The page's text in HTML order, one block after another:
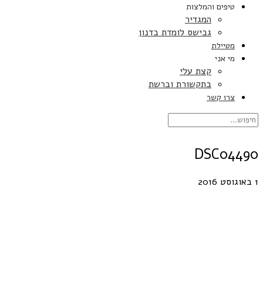
טיפים והמלצות
המגדיר
גבישס לומדת בדנון
מטיילת
מי אני
קצת עלי
בתקשורת וברשת
צרו קשר
DSC04490
1 באוגוסט 2016